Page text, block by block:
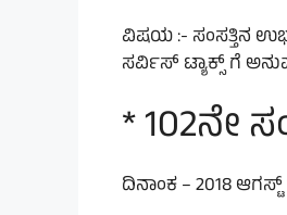
ವಿಷಯ :- ಸಂಸತ್ತಿನ
ಸರ್ವಿಸ್ ಟ್ಯಾಕ್ಸ್ ಗೆ
* 102ನೇ
ದಿನಾಂಕ – 2018 ಆಗಸ್ಟ್